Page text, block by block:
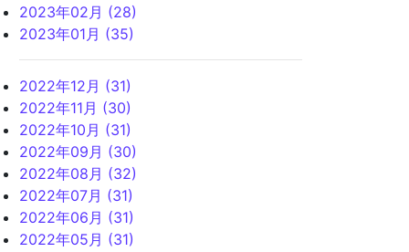
2023年02月 (28)
2023年01月 (35)
2022年12月 (31)
2022年11月 (30)
2022年10月 (31)
2022年09月 (30)
2022年08月 (32)
2022年07月 (31)
2022年06月 (31)
2022年05月 (31)